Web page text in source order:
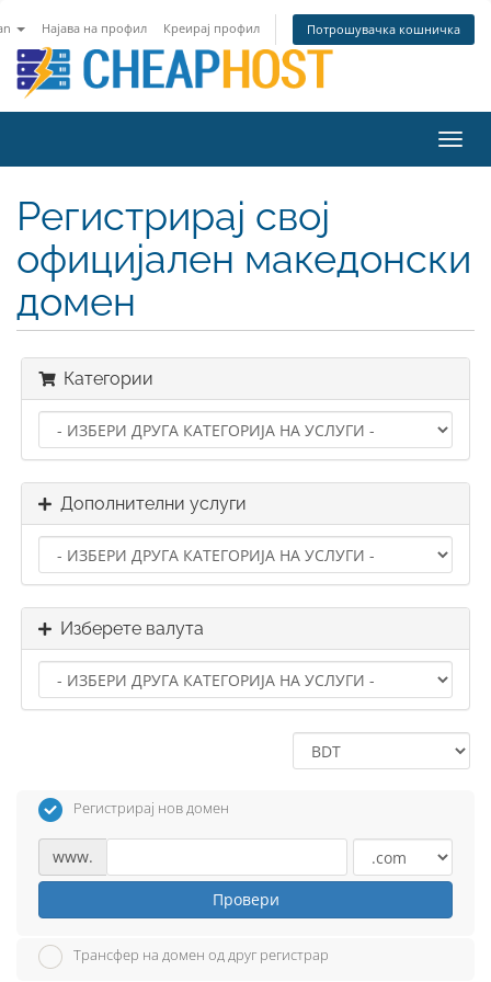
Најава на профил Креирај профил Потрошувачка кошничка
Регистрирај свој
официјален македонски
домен
Категории
Дополнителни услуги
Изберете валута
Регистрирај нов домен
www.
Провери
Трансфер на домен од друг регистрар